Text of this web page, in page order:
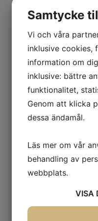
Dag 8-12: La Digue –
La Digue är en liten ö som
Samtycke
Vi och våra
inklusive cookies,
information om
inklusive: bättre
funktionalitet,
Genom att klicka
dessa ändamål.
Läs mer om vår
behandling av
webbplats.
VISA